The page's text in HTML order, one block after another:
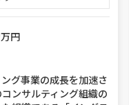
万円
グ事業の成長を加速さ
ンサルティング組織の